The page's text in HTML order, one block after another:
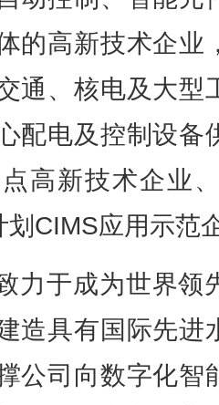
的高新技术企业
通、核电及大型
配电及控制设备
高新技术企业
CIMS应用示范
力于成为世界领
造具有国际先进
公司向数字化智